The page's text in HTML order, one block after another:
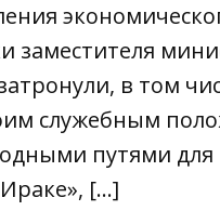
заместителя
в том
служебным
путями
[…]